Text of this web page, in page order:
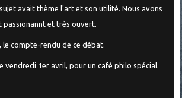
avait thème l'art et son utilité. Nous avons
passionannt et très ouvert.
le compte-rendu de ce débat.
vendredi 1er avril, pour un café philo spécial.